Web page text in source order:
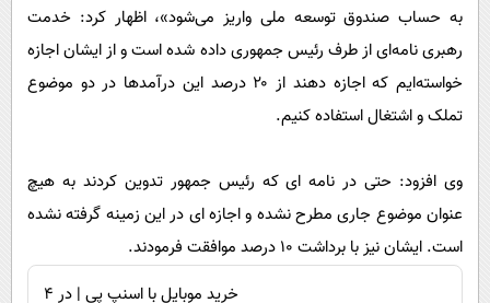
به حساب صندوق توسعه ملی واریز می‌شود»، اظهار کرد: خدمت
رهبری نامه‌ای از طرف رئیس جمهوری داده شده است و از ایشان اجازه
خواسته‌ایم که اجازه دهند از ۲۰ درصد این درآمدها در دو موضوع
تملک و اشتغال استفاده کنیم.
وی افزود: حتی در نامه ای که رئیس جمهور تدوین کردند به هیچ
عنوان موضوع جاری مطرح نشده و اجازه ای در این زمینه گرفته نشده
است. ایشان نیز با برداشت ۱۰ درصد موافقت فرمودند.
خرید موبایل با اسنپ پی | در ۴